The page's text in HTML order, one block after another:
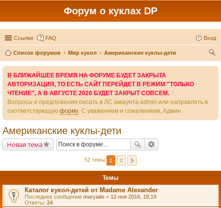
Форум о куклах DP
Ссылки FAQ Вход
Список форумов Мир кукол
Американские куклы-дети
В БЛИЖАЙШЕЕ ВРЕМЯ НА ФОРУМЕ БУДЕТ ЗАКРЫТА
АВТОРИЗАЦИЯ, ТО ЕСТЬ САЙТ ПЕРЕЙДЕТ В РЕЖИМ "ТОЛЬКО
ЧТЕНИЕ", А В АВГУСТЕ 2026 БУДЕТ ЗАКРЫТ СОВСЕМ.
Вопросы и предложения писать в ЛС аккаунта admin или направлять в
соответствующую форму. С уважением и сожалением, Админ.
Американские куклы-дети
Новая тема
52 темы 1 2
Темы
Каталог кукол-детей от Madame Alexander
Последнее сообщение maryialis « 12 ноя 2016, 18:19
Ответы: 24